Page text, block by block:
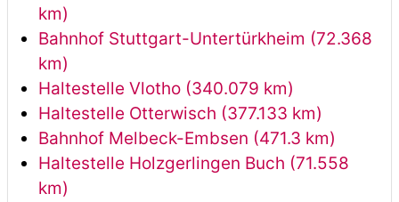
km)
Bahnhof Stuttgart-Untertürkheim (72.368
km)
Haltestelle Vlotho (340.079 km)
Haltestelle Otterwisch (377.133 km)
Bahnhof Melbeck-Embsen (471.3 km)
Haltestelle Holzgerlingen Buch (71.558
km)